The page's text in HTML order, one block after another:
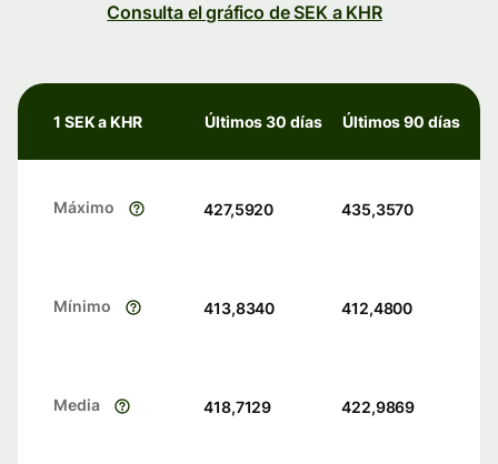
Consulta el gráfico de SEK a KHR
1 SEK a KHR Últimos 30 días Últimos 90 días
Máximo 427,5920 435,3570
Mínimo 413,8340 412,4800
Media 418,7129 422,9869